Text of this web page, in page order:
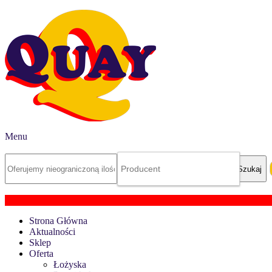
Menu
Strona Główna
Aktualności
Sklep
Oferta
Łożyska